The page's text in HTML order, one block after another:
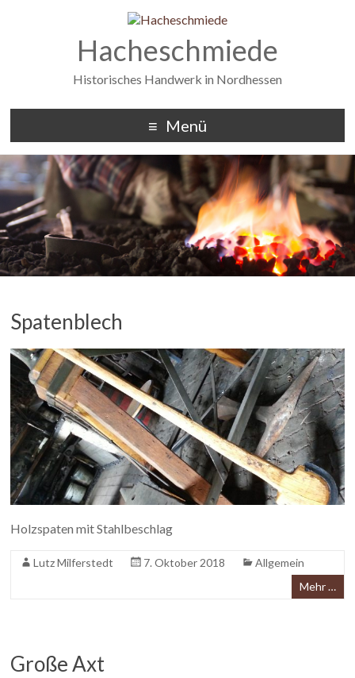
Hacheschmiede
Historisches Handwerk in Nordhessen
Menü
Spatenblech
Holzspaten mit Stahlbeschlag
Lutz Milferstedt 7. Oktober 2018
Allgemein
Mehr …
Große Axt